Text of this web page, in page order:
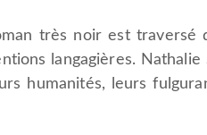
très noir est traversé
langagières. Nathalie
humanités, leurs